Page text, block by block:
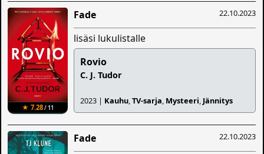
★ 7.28/ 11
22.10.2023
Fade
lisäsi lukulistalle
Rovio
C. J. Tudor
2023 | Kauhu,TV-sarja, Mysteeri, Jännitys
22.10.2023
Fade